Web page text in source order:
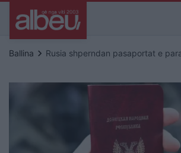
Ballina keyboard_arrow_right Rusia shperndan pasaportat e